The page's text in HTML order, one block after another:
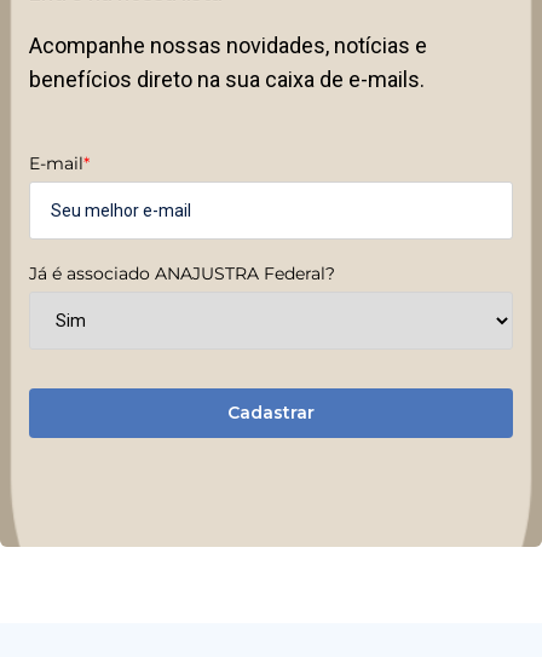
Acompanhe nossas novidades, notícias e
benefícios direto na sua caixa de e-mails.
E-mail*
Já é associado ANAJUSTRA Federal?
Cadastrar